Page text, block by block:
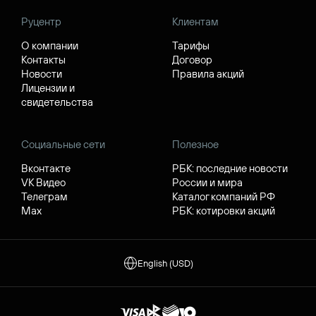
Руцентр
О компании
Контакты
Новости
Лицензии и
свидетельства
Клиентам
Тарифы
Договор
Правила акций
Социальные сети
Вконтакте
VK Видео
Телеграм
Max
Полезное
РБК: последние новости
России и мира
Каталог компаний РФ
РБК: котировки акций
English (USD)